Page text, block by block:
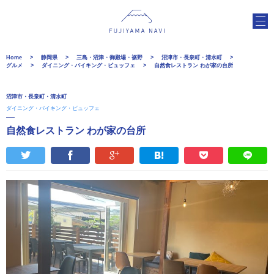
Home 静岡県 三島・沼津・御殿場・裾野
沼津市・長泉町・清水町
グルメ
ダイニング・バイキング・ビュッフェ 自然食レストラン わが家の台所
沼津市・長泉町・清水町
ダイニング・バイキング・ビュッフェ
自然食レストラン わが家の台所